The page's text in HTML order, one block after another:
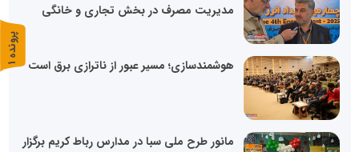
مدیریت مصرف در بخش تجاری و خانگی
هوشمندسازی؛ مسیر عبور از ناترازی برق است
مانور طرح ملی سبا در مدارس رباط کریم برگزار
پ
ر
و
ن
د
ه
1